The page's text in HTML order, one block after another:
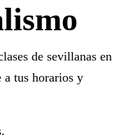
de sevillanas en
a tus horarios y